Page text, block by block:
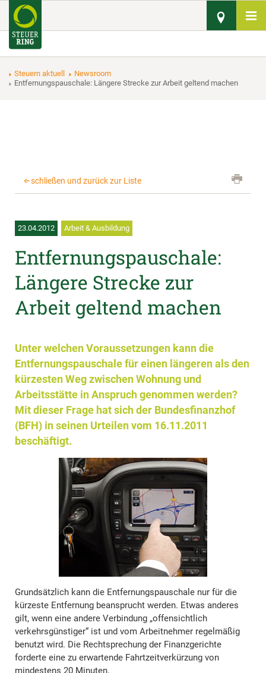
Steuern aktuell
Newsroom
Entfernungspauschale: Längere Strecke zur Arbeit geltend machen
schließen und zurück zur Liste
23.04.2012 Arbeit & Ausbildung
Entfernungspauschale:
Längere Strecke zur
Arbeit geltend machen
Unter welchen Voraussetzungen kann die
Entfernungspauschale für einen längeren als den
kürzesten Weg zwischen Wohnung und
Arbeitsstätte in Anspruch genommen werden?
Mit dieser Frage hat sich der Bundesfinanzhof
(BFH) in seinen Urteilen vom 16.11.2011
beschäftigt.
Grundsätzlich kann die Entfernungspauschale nur für die
kürzeste Entfernung beansprucht werden. Etwas anderes
gilt, wenn eine andere Verbindung „offensichtlich
verkehrsgünstiger“ ist und vom Arbeitnehmer regelmäßig
benutzt wird. Die Rechtsprechung der Finanzgerichte
forderte eine zu erwartende Fahrtzeitverkürzung von
mindestens 20 Minuten.